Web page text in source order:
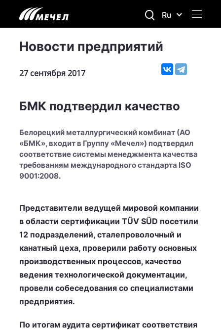
Ru
Новости предприятий
27 сентября 2017
БМК подтвердил качество
Белорецкий металлургический комбинат (АО
«БМК», входит в Группу «Мечел») подтвердил
соответствие системы менеджмента качества
требованиям международного стандарта ISO
9001:2008.
Представители ведущей мировой компании
в области сертификации TÜV SÜD посетили
12 подразделений, сталепроволочный и
канатный цеха, проверили работу основных
производственных процессов, качество
ведения технологической документации,
провели собеседования со специалистами
предприятия.
По итогам аудита сертификат соответствия